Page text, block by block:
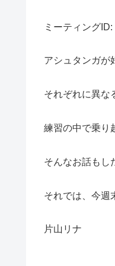
ミーティング
アシュタンガが
それぞれに異な
練習の中で乗り
そんなお話もし
それでは、今週
片山リナ